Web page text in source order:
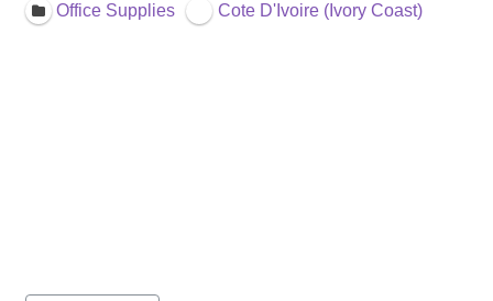
Office Supplies Cote D'Ivoire (Ivory Coast)